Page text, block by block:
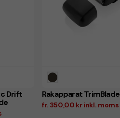
Drift
Rakapparat TrimBlade
fr. 350,00 kr inkl. moms